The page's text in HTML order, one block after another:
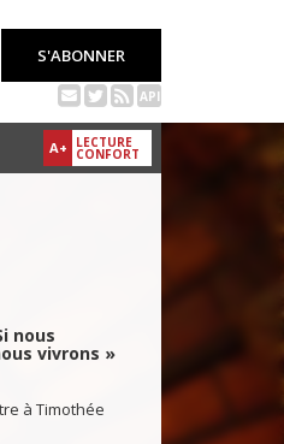
S'ABONNER
API
A+ LECTURE
CONFORT
nous
vivrons »
à Timothée